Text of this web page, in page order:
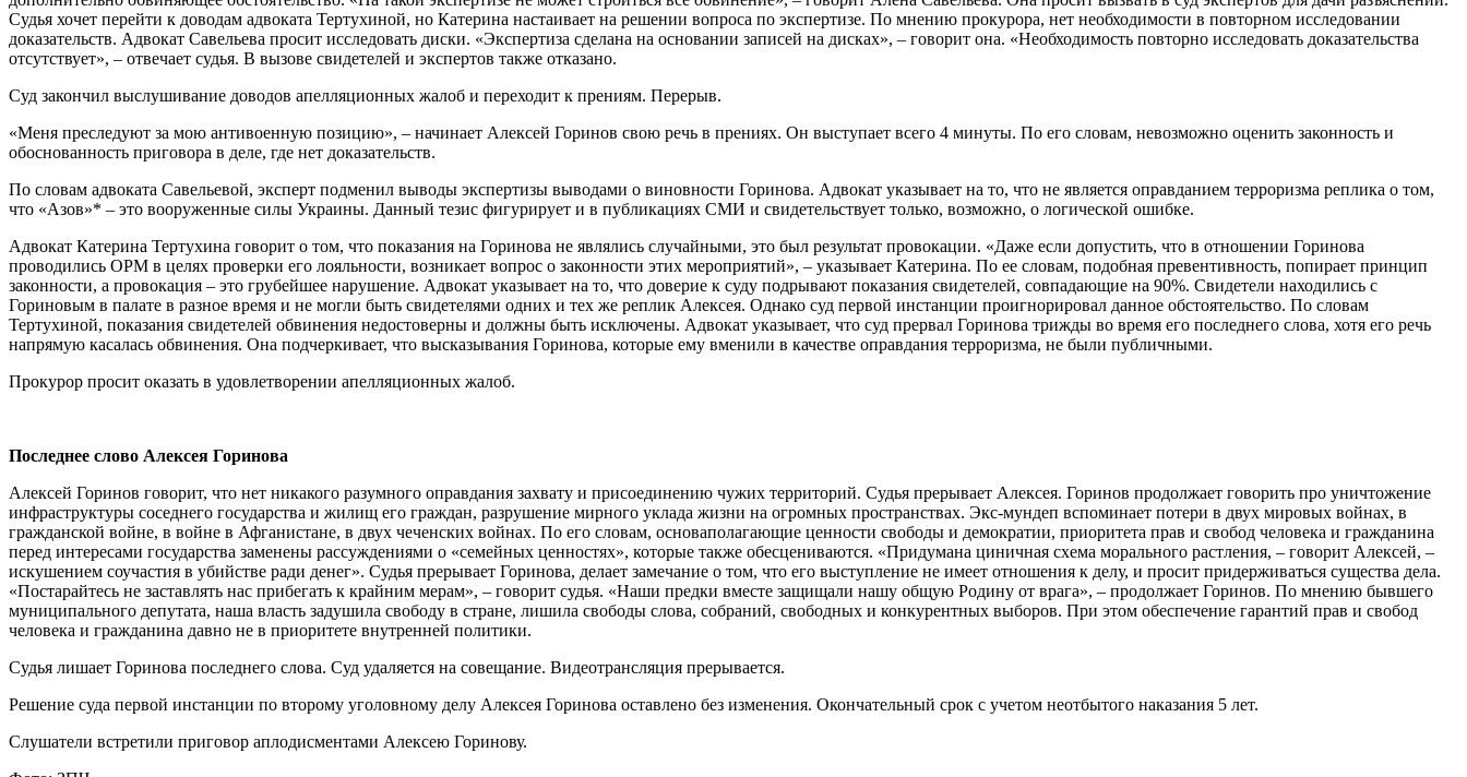
Судья хочет перейти к доводам адвоката Тертухиной, но Катерина настаивает на решении вопроса по экспертизе. По мнению прокурора, нет необходимости в повторном исследовании
доказательств. Адвокат Савельева просит исследовать диски. «Экспертиза сделана на основании записей на дисках», – говорит она. «Необходимость повторно исследовать доказательства
отсутствует», – отвечает судья. В вызове свидетелей и экспертов также отказано.
Суд закончил выслушивание доводов апелляционных жалоб и переходит к прениям. Перерыв.
«Меня преследуют за мою антивоенную позицию», – начинает Алексей Горинов свою речь в прениях. Он выступает всего 4 минуты. По его словам, невозможно оценить законность и
обоснованность приговора в деле, где нет доказательств.
По словам адвоката Савельевой, эксперт подменил выводы экспертизы выводами о виновности Горинова. Адвокат указывает на то, что не является оправданием терроризма реплика о том,
что «Азов»* – это вооруженные силы Украины. Данный тезис фигурирует и в публикациях СМИ и свидетельствует только, возможно, о логической ошибке.
Адвокат Катерина Тертухина говорит о том, что показания на Горинова не являлись случайными, это был результат провокации. «Даже если допустить, что в отношении Горинова
проводились ОРМ в целях проверки его лояльности, возникает вопрос о законности этих мероприятий», – указывает Катерина. По ее словам, подобная превентивность, попирает принцип
законности, а провокация – это грубейшее нарушение. Адвокат указывает на то, что доверие к суду подрывают показания свидетелей, совпадающие на 90%. Свидетели находились с
Гориновым в палате в разное время и не могли быть свидетелями одних и тех же реплик Алексея. Однако суд первой инстанции проигнорировал данное обстоятельство. По словам
Тертухиной, показания свидетелей обвинения недостоверны и должны быть исключены. Адвокат указывает, что суд прервал Горинова трижды во время его последнего слова, хотя его речь
напрямую касалась обвинения. Она подчеркивает, что высказывания Горинова, которые ему вменили в качестве оправдания терроризма, не были публичными.
Прокурор просит оказать в удовлетворении апелляционных жалоб.
Последнее слово Алексея Горинова
Алексей Горинов говорит, что нет никакого разумного оправдания захвату и присоединению чужих территорий. Судья прерывает Алексея. Горинов продолжает говорить про уничтожение
инфраструктуры соседнего государства и жилищ его граждан, разрушение мирного уклада жизни на огромных пространствах. Экс-мундеп вспоминает потери в двух мировых войнах, в
гражданской войне, в войне в Афганистане, в двух чеченских войнах. По его словам, основаполагающие ценности свободы и демократии, приоритета прав и свобод человека и гражданина
перед интересами государства заменены рассуждениями о «семейных ценностях», которые также обесцениваются. «Придумана циничная схема морального растления, – говорит Алексей, –
искушением соучастия в убийстве ради денег». Судья прерывает Горинова, делает замечание о том, что его выступление не имеет отношения к делу, и просит придерживаться существа дела.
«Постарайтесь не заставлять нас прибегать к крайним мерам», – говорит судья. «Наши предки вместе защищали нашу общую Родину от врага», – продолжает Горинов. По мнению бывшего
муниципального депутата, наша власть задушила свободу в стране, лишила свободы слова, собраний, свободных и конкурентных выборов. При этом обеспечение гарантий прав и свобод
человека и гражданина давно не в приоритете внутренней политики.
Судья лишает Горинова последнего слова. Суд удаляется на совещание. Видеотрансляция прерывается.
Решение суда первой инстанции по второму уголовному делу Алексея Горинова оставлено без изменения. Окончательный срок с учетом неотбытого наказания 5 лет.
Слушатели встретили приговор аплодисментами Алексею Горинову.